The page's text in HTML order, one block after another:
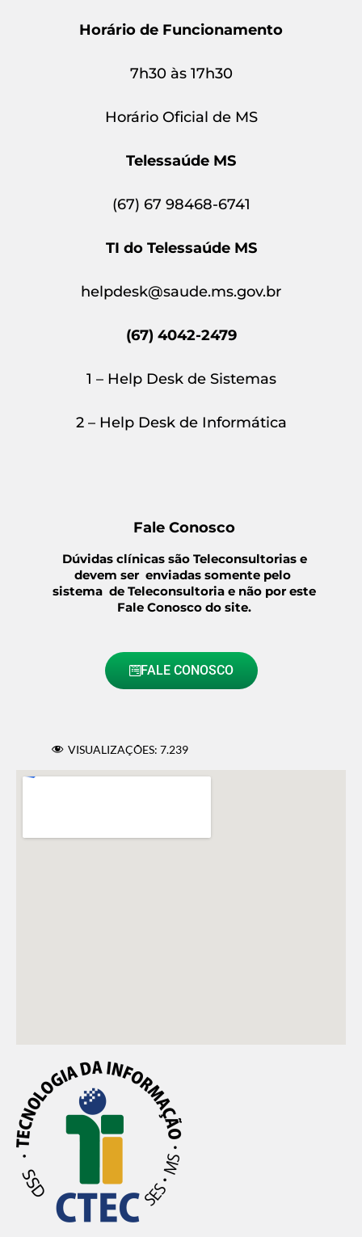
Horário de Funcionamento
7h30 às 17h30
Horário Oficial de MS
Telessaúde MS
(67) 67 98468-6741
TI do Telessaúde MS
helpdesk@saude.ms.gov.br
(67) 4042-2479
1 – Help Desk de Sistemas
2 – Help Desk de Informática
Fale Conosco
Dúvidas clínicas são Teleconsultorias e
devem ser enviadas somente pelo
sistema de Teleconsultoria e não por este
Fale Conosco do site.
FALE CONOSCO
VISUALIZAÇÕES: 7.239